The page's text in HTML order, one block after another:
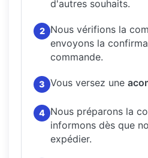
d'autres souhaits.
2
Nous vérifions la
envoyons la
commande.
3 Vous versez une
4 Nous préparons la
informons dès que
expédier.